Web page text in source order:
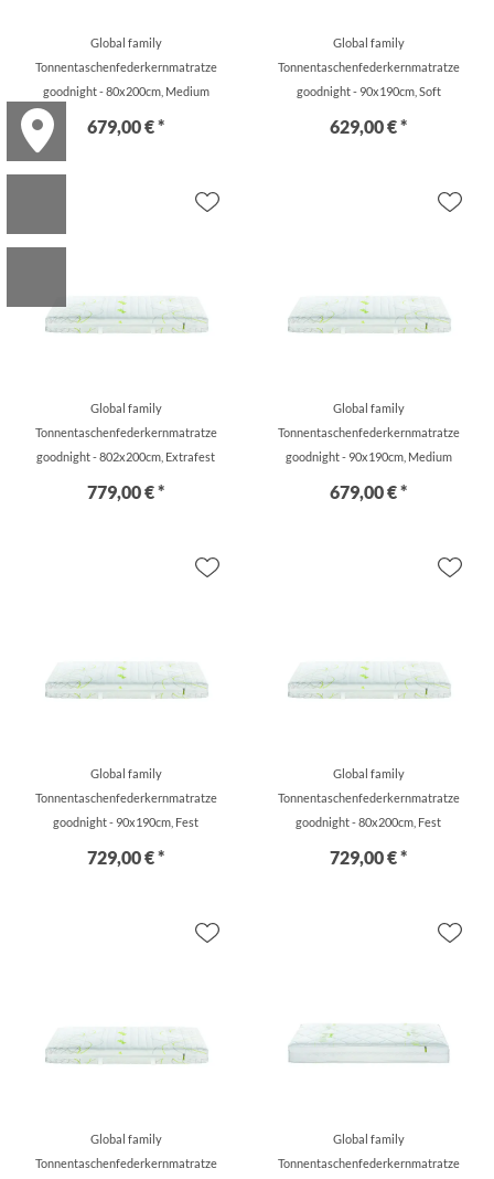
Global family
Tonnentaschenfederkernmatratze
goodnight - 80x200cm, Medium
679,00 € *
Global family
Tonnentaschenfederkernmatratze
goodnight - 90x190cm, Soft
629,00 € *
Global family
Tonnentaschenfederkernmatratze
goodnight - 802x200cm, Extrafest
779,00 € *
Global family
Tonnentaschenfederkernmatratze
goodnight - 90x190cm, Medium
679,00 € *
Global family
Tonnentaschenfederkernmatratze
goodnight - 90x190cm, Fest
729,00 € *
Global family
Tonnentaschenfederkernmatratze
goodnight - 80x200cm, Fest
729,00 € *
Global family
Tonnentaschenfederkernmatratze
Global family
Tonnentaschenfederkernmatratze